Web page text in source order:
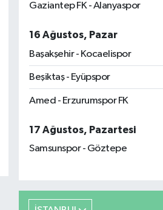
Gaziantep FK - Alanyaspor
16 Ağustos, Pazar
Başakşehir - Kocaelispor
Beşiktaş - Eyüpspor
Amed - Erzurumspor FK
17 Ağustos, Pazartesi
Samsunspor - Göztepe